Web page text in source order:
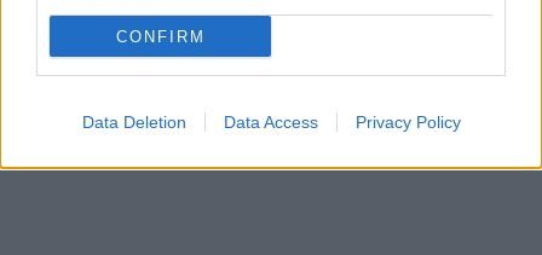
CONFIRM
Data Deletion Data Access Privacy Policy